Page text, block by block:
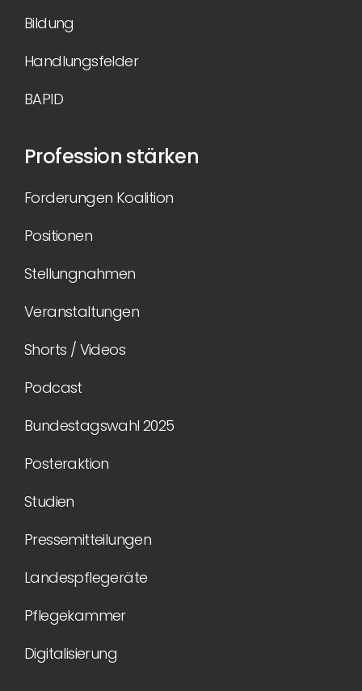
Bildung
Handlungsfelder
BAPID
Profession stärken
Forderungen Koalition
Positionen
Stellungnahmen
Veranstaltungen
Shorts / Videos
Podcast
Bundestagswahl 2025
Posteraktion
Studien
Pressemitteilungen
Landespflegeräte
Pflegekammer
Digitalisierung